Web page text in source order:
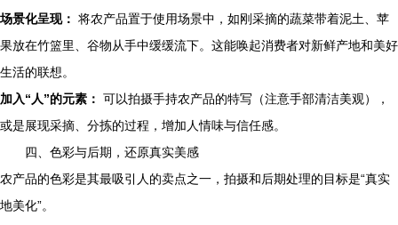
场景化呈现： 将农产品置于使用场景中，如刚采摘的蔬菜带着泥土、苹
果放在竹篮里、谷物从手中缓缓流下。这能唤起消费者对新鲜产地和美好
生活的联想。
加入“人”的元素： 可以拍摄手持农产品的特写（注意手部清洁美观），
或是展现采摘、分拣的过程，增加人情味与信任感。
四、色彩与后期，还原真实美感
农产品的色彩是其最吸引人的卖点之一，拍摄和后期处理的目标是“真实
地美化”。